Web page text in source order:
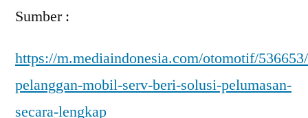
Sumber :
https://m.mediaindonesia.com/otomotif/
pelanggan-mobil-serv-beri-solusi-pelumasan-
secara-lengkap